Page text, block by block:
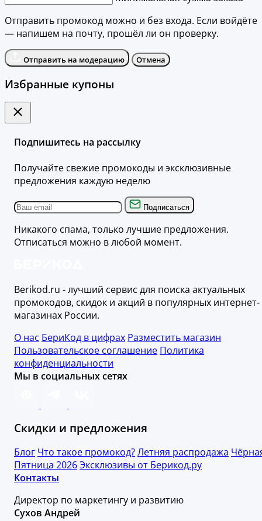
Отправить промокод можно и без входа. Если войдёте
— напишем на почту, прошёл ли он проверку.
Отправить на модерацию Отмена
Избранные купоны
Подпишитесь на рассылку
Получайте свежие промокоды и эксклюзивные
предложения каждую неделю
Подписаться
Никакого спама, только лучшие предложения.
Отписаться можно в любой момент.
Berikod.ru - лучший сервис для поиска актуальных
промокодов, скидок и акций в популярных интернет-
магазинах России.
О нас БериКод в цифрах Разместить магазин
Пользовательское соглашение Политика
конфиденциальности
Мы в социальных сетях
Скидки и предложения
Блог Что такое промокод?Летняя распродажа
Пятница 2026Эксклюзивы от Берикод.ру
Контакты
Директор по маркетингу и развитию
Сухов Андрей